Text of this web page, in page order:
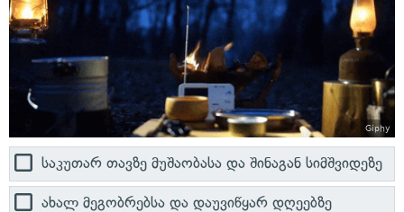
Giphy
საკუთარ თავზე მუშაობასა და შინაგან სიმშვიდეზე
ახალ მეგობრებსა და დაუვიწყარ დღეებზე